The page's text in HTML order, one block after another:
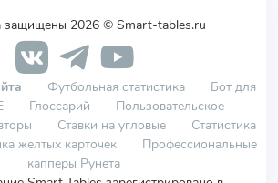
защищены 2026 © Smart-tables.ru
Футбольная статистика
Бот для
Глоссарий
Пользовательское
Ставки на угловые
Статистика
желтых карточек
Профессиональные
капперы Рунета